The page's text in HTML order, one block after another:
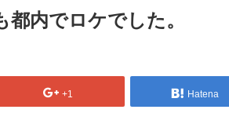
内でロケでした。
+1 Hatena